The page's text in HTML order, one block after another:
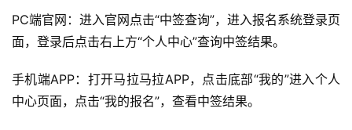
PC端官网：进入官网点击“中签查询”，进入报名系统登录页
面，登录后点击右上方“个人中心”查询中签结果。
手机端APP：打开马拉马拉APP，点击底部“我的”进入个人
中心页面，点击“我的报名”，查看中签结果。